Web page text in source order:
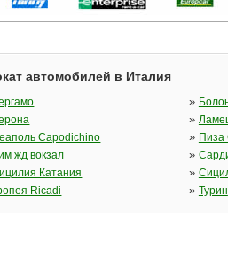
автомобилей в Италия
»
»
Capodichino » Пиза
жд вокзал »
Катания »
Ricadi » Турин